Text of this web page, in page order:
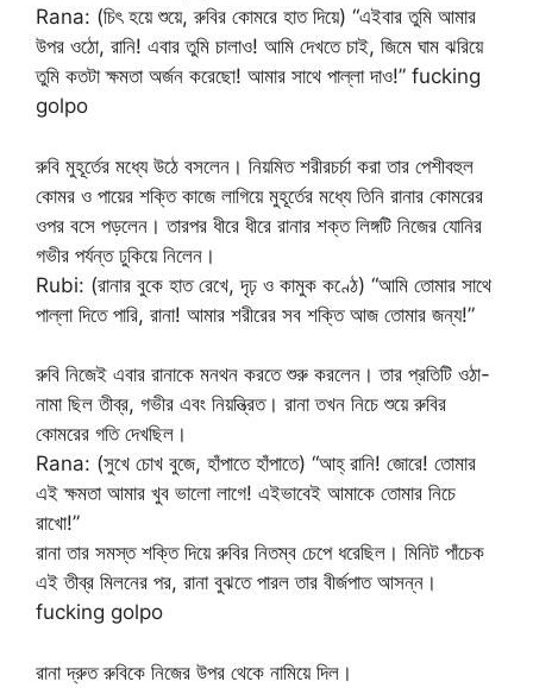
Rana: (চিৎ হয়ে শুয়ে, রুবির কোমরে হাত দিয়ে) “এইবার তুমি আমার
উপর ওঠো, রানি! এবার তুমি চালাও! আমি দেখতে চাই, জিমে ঘাম ঝরিয়ে
তুমি কতটা ক্ষমতা অর্জন করেছো! আমার সাথে পাল্লা দাও!” fucking
golpo
রুবি মুহূর্তের মধ্যে উঠে বসলেন। নিয়মিত শরীরচর্চা করা তার পেশীবহুল
কোমর ও পায়ের শক্তি কাজে লাগিয়ে মুহূর্তের মধ্যে তিনি রানার কোমরের
ওপর বসে পড়লেন। তারপর ধীরে ধীরে রানার শক্ত লিঙ্গটি নিজের যোনির
গভীর পর্যন্ত ঢুকিয়ে নিলেন।
Rubi: (রানার বুকে হাত রেখে, দৃঢ় ও কামুক কণ্ঠে) “আমি তোমার সাথে
পাল্লা দিতে পারি, রানা! আমার শরীরের সব শক্তি আজ তোমার জন্য!”
রুবি নিজেই এবার রানাকে মনথন করতে শুরু করলেন। তার প্রতিটি ওঠা-
নামা ছিল তীব্র, গভীর এবং নিয়ন্ত্রিত। রানা তখন নিচে শুয়ে রুবির
কোমরের গতি দেখছিল।
Rana: (সুখে চোখ বুজে, হাঁপাতে হাঁপাতে) “আহ্ রানি! জোরে! তোমার
এই ক্ষমতা আমার খুব ভালো লাগে! এইভাবেই আমাকে তোমার নিচে
রাখো!”
রানা তার সমস্ত শক্তি দিয়ে রুবির নিতম্ব চেপে ধরেছিল। মিনিট পাঁচেক
এই তীব্র মিলনের পর, রানা বুঝতে পারল তার বীর্জপাত আসন্ন।
fucking golpo
রানা দ্রুত রুবিকে নিজের উপর থেকে নামিয়ে দিল।